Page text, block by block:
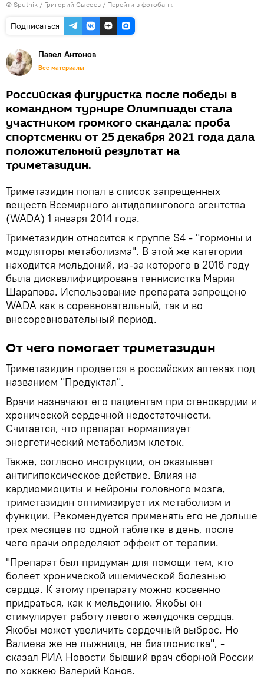
© Sputnik / Григорий Сысоев / Перейти в фотобанк
Подписаться
Павел Антонов
Все материалы
Российская фигуристка после победы в
командном турнире Олимпиады стала
участником громкого скандала: проба
спортсменки от 25 декабря 2021 года дала
положительный результат на
триметазидин.
Триметазидин попал в список запрещенных
веществ Всемирного антидопингового агентства
(WADA) 1 января 2014 года.
Триметазидин относится к группе S4 - "гормоны и
модуляторы метаболизма". В этой же категории
находится мельдоний, из-за которого в 2016 году
была дисквалифицирована теннисистка Мария
Шарапова. Использование препарата запрещено
WADA как в соревновательный, так и во
внесоревновательный период.
От чего помогает триметазидин
Триметазидин продается в российских аптеках под
названием "Предуктал".
Врачи назначают его пациентам при стенокардии и
хронической сердечной недостаточности.
Считается, что препарат нормализует
энергетический метаболизм клеток.
Также, согласно инструкции, он оказывает
антигипоксическое действие. Влияя на
кардиомиоциты и нейроны головного мозга,
триметазидин оптимизирует их метаболизм и
функции. Рекомендуется применять его не дольше
трех месяцев по одной таблетке в день, после
чего врачи определяют эффект от терапии.
"Препарат был придуман для помощи тем, кто
болеет хронической ишемической болезнью
сердца. К этому препарату можно косвенно
придраться, как к мельдонию. Якобы он
стимулирует работу левого желудочка сердца.
Якобы может увеличить сердечный выброс. Но
Валиева же не лыжница, не биатлонистка", -
сказал РИА Новости бывший врач сборной России
по хоккею Валерий Конов.